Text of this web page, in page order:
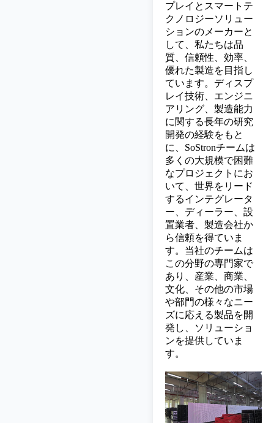
プレイとスマートテ
クノロジーソリュー
ションのメーカーと
して、私たちは品
質、信頼性、効率、
優れた製造を目指し
ています。ディスプ
レイ技術、エンジニ
アリング、製造能力
に関する長年の研究
開発の経験をもと
に、SoStronチームは
多くの大規模で困難
なプロジェクトにお
いて、世界をリード
するインテグレータ
ー、ディーラー、設
置業者、製造会社か
ら信頼を得ていま
す。当社のチームは
この分野の専門家で
あり、産業、商業、
文化、その他の市場
や部門の様々なニー
ズに応える製品を開
発し、ソリューショ
ンを提供していま
す。